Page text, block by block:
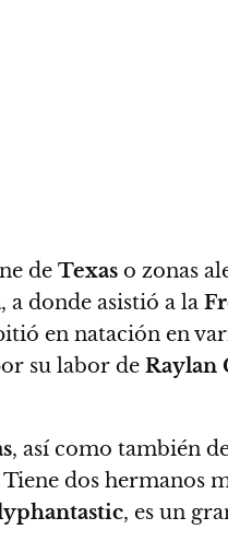
de Texas o zonas
, a donde asistió a la
en natación en
su labor de Raylan
, así como también
Tiene dos hermanos
, es un